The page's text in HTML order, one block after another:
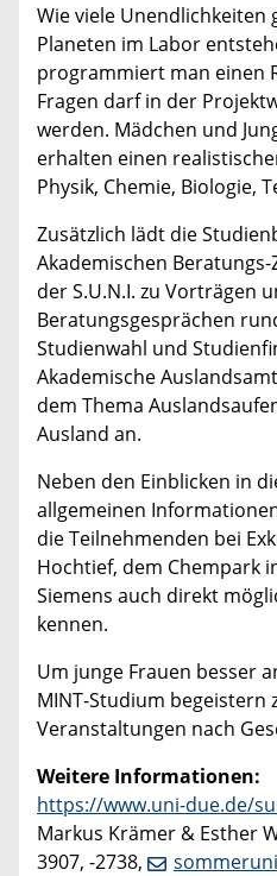
Wie viele Unendlichkeiten
Planeten im Labor
programmiert man einen
Fragen darf in der
werden. Mädchen und
erhalten einen
Physik, Chemie, Biologie,
Zusätzlich lädt die
Akademischen
der S.U.N.I. zu Vorträgen
Beratungsgesprächen
Studienwahl und
Akademische
dem Thema
Ausland an.
Neben den Einblicken in
allgemeinen
die Teilnehmenden bei
Hochtief, dem Chempark
Siemens auch direkt
kennen.
Um junge Frauen besser
MINT-Studium begeistern
Veranstaltungen nach
Weitere Informationen:
https://www.uni-due.de/
Markus Krämer & Esther
3907, -2738,